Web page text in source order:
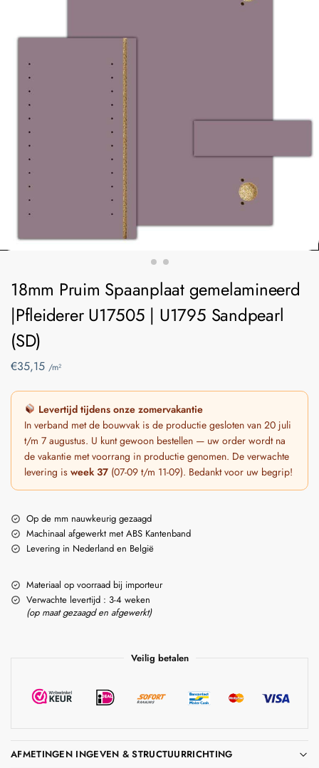
18mm Pruim Spaanplaat gemelamineerd
|Pfleiderer U17505 | U1795 Sandpearl
(SD)
€35,15 /m²
Levertijd tijdens onze zomervakantie
In verband met de bouwvak is de productie gesloten van 20 juli
t/m 7 augustus. U kunt gewoon bestellen — uw order wordt na
de vakantie met voorrang in productie genomen. De verwachte
levering is week 37 (07-09 t/m 11-09). Bedankt voor uw begrip!
Op de mm nauwkeurig gezaagd
Machinaal afgewerkt met ABS Kantenband
Levering in Nederland en België
Materiaal op voorraad bij importeur
Verwachte levertijd : 3-4 weken
(op maat gezaagd en afgewerkt)
Veilig betalen
AFMETINGEN INGEVEN & STRUCTUURRICHTING